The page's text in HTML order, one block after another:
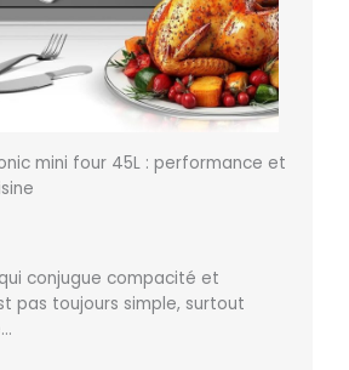
mini four 45L : performance et
conjugue compacité et
pas toujours simple, surtout